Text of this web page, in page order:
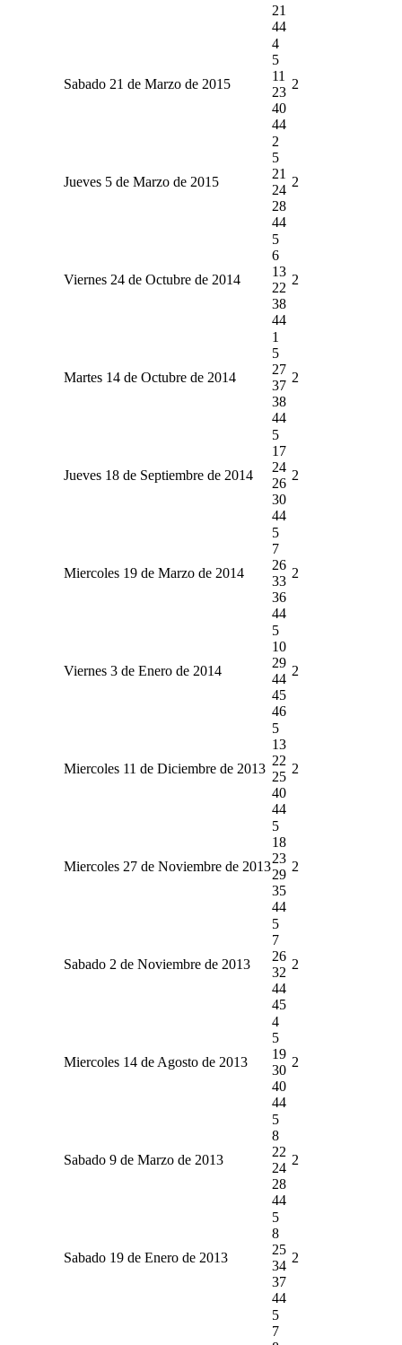
21
44
Sabado 21 de Marzo de 2015
4
5
11
23
40
44
2
Jueves 5 de Marzo de 2015
2
5
21
24
28
44
2
Viernes 24 de Octubre de 2014
5
6
13
22
38
44
2
Martes 14 de Octubre de 2014
1
5
27
37
38
44
2
Jueves 18 de Septiembre de 2014
5
17
24
26
30
44
2
Miercoles 19 de Marzo de 2014
5
7
26
33
36
44
2
Viernes 3 de Enero de 2014
5
10
29
44
45
46
2
Miercoles 11 de Diciembre de 2013
5
13
22
25
40
44
2
Miercoles 27 de Noviembre de 2013
5
18
23
29
35
44
2
Sabado 2 de Noviembre de 2013
5
7
26
32
44
45
2
Miercoles 14 de Agosto de 2013
4
5
19
30
40
44
2
Sabado 9 de Marzo de 2013
5
8
22
24
28
44
2
Sabado 19 de Enero de 2013
5
8
25
34
37
44
2
5
7